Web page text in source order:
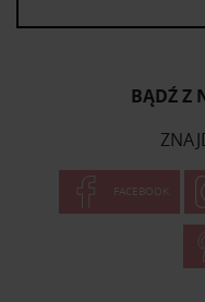
BĄDŹ Z
FACEBOOK